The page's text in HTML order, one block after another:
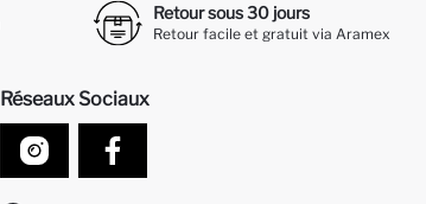
Retour sous 30 jours
Retour facile et gratuit via Aramex
Réseaux Sociaux